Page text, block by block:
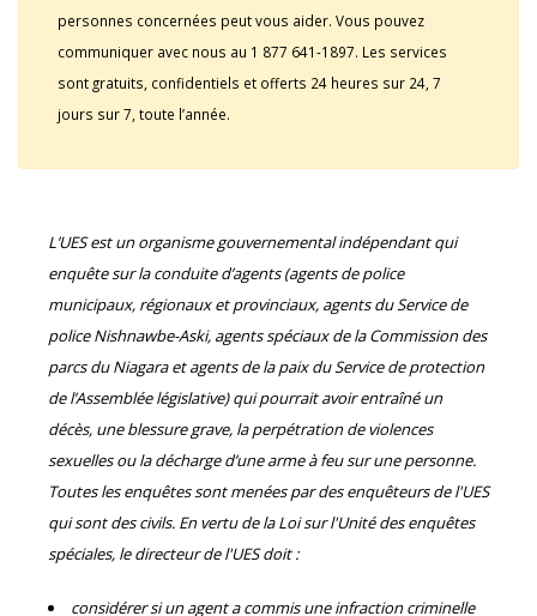
personnes concernées peut vous aider. Vous pouvez
communiquer avec nous au 1 877 641-1897. Les services
sont gratuits, confidentiels et offerts 24 heures sur 24, 7
jours sur 7, toute l’année.
L’UES est un organisme gouvernemental indépendant qui
enquête sur la conduite d’agents (agents de police
municipaux, régionaux et provinciaux, agents du Service de
police Nishnawbe-Aski, agents spéciaux de la Commission des
parcs du Niagara et agents de la paix du Service de protection
de l’Assemblée législative) qui pourrait avoir entraîné un
décès, une blessure grave, la perpétration de violences
sexuelles ou la décharge d’une arme à feu sur une personne.
Toutes les enquêtes sont menées par des enquêteurs de l'UES
qui sont des civils. En vertu de la Loi sur l'Unité des enquêtes
spéciales, le directeur de l'UES doit :
considérer si un agent a commis une infraction criminelle